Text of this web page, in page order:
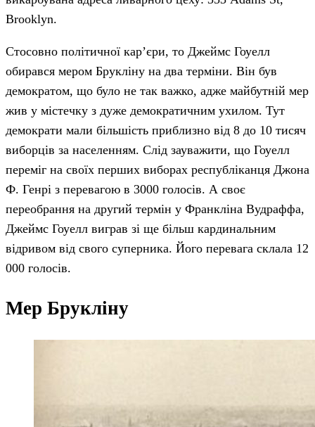
Brooklyn.
Стосовно політичної кар’єри, то Джеймс Гоуелл
обирався мером Брукліну на два терміни. Він був
демократом, що було не так важко, адже майбутній мер
жив у містечку з дуже демократичним ухилом. Тут
демократи мали більшість приблизно від 8 до 10 тисяч
виборців за населенням. Слід зауважити, що Гоуелл
переміг на своїх перших виборах республіканця Джона
Ф. Генрі з перевагою в 3000 голосів. А своє
переобрання на другий термін у Франкліна Вудраффа,
Джеймс Гоуелл виграв зі ще більш кардинальним
відривом від свого суперника. Його перевага склала 12
000 голосів.
Мер Брукліну